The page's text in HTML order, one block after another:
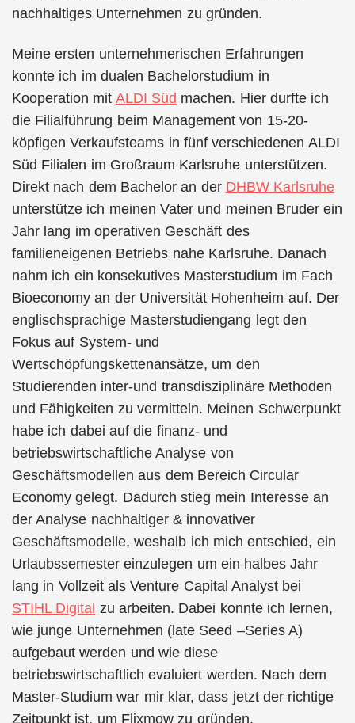
nachhaltiges Unternehmen zu gründen.
Meine ersten unternehmerischen Erfahrungen
konnte ich im dualen Bachelorstudium in
Kooperation mit ALDI Süd machen. Hier durfte ich
die Filialführung beim Management von 15-20-
köpfigen Verkaufsteams in fünf verschiedenen ALDI
Süd Filialen im Großraum Karlsruhe unterstützen.
Direkt nach dem Bachelor an der DHBW Karlsruhe
unterstütze ich meinen Vater und meinen Bruder ein
Jahr lang im operativen Geschäft des
familieneigenen Betriebs nahe Karlsruhe. Danach
nahm ich ein konsekutives Masterstudium im Fach
Bioeconomy an der Universität Hohenheim auf. Der
englischsprachige Masterstudiengang legt den
Fokus auf System- und
Wertschöpfungskettenansätze, um den
Studierenden inter-und transdisziplinäre Methoden
und Fähigkeiten zu vermitteln. Meinen Schwerpunkt
habe ich dabei auf die finanz- und
betriebswirtschaftliche Analyse von
Geschäftsmodellen aus dem Bereich Circular
Economy gelegt. Dadurch stieg mein Interesse an
der Analyse nachhaltiger & innovativer
Geschäftsmodelle, weshalb ich mich entschied, ein
Urlaubssemester einzulegen um ein halbes Jahr
lang in Vollzeit als Venture Capital Analyst bei
STIHL Digital zu arbeiten. Dabei konnte ich lernen,
wie junge Unternehmen (late Seed –Series A)
aufgebaut werden und wie diese
betriebswirtschaftlich evaluiert werden. Nach dem
Master-Studium war mir klar, dass jetzt der richtige
Zeitpunkt ist, um Flixmow zu gründen.